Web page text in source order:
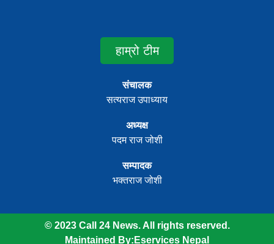
हाम्रो टीम
संचालक
सत्यराज उपाध्याय
अध्यक्ष
पदम राज जोशी
सम्पादक
भक्तराज जोशी
© 2023 Call 24 News. All rights reserved.
Maintained By: Eservices Nepal